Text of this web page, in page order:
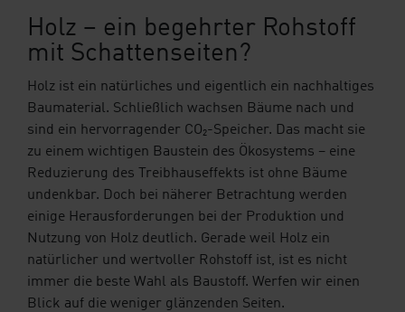
Holz – ein begehrter Rohstoff
mit Schattenseiten?
Holz ist ein natürliches und eigentlich ein nachhaltiges
Baumaterial. Schließlich wachsen Bäume nach und
sind ein hervorragender CO₂-Speicher. Das macht sie
zu einem wichtigen Baustein des Ökosystems – eine
Reduzierung des Treibhauseffekts ist ohne Bäume
undenkbar. Doch bei näherer Betrachtung werden
einige Herausforderungen bei der Produktion und
Nutzung von Holz deutlich. Gerade weil Holz ein
natürlicher und wertvoller Rohstoff ist, ist es nicht
immer die beste Wahl als Baustoff. Werfen wir einen
Blick auf die weniger glänzenden Seiten.